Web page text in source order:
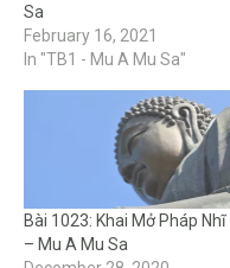
Sa
February 16, 2021
In "TB1 - Mu A Mu Sa"
Bài 1023: Khai Mở Pháp Nhĩ
– Mu A Mu Sa